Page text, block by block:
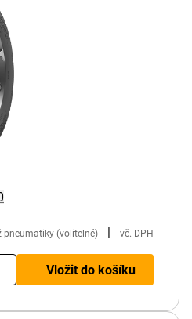
pneumatiky (volitelné) vč. DPH
Vložit do košíku